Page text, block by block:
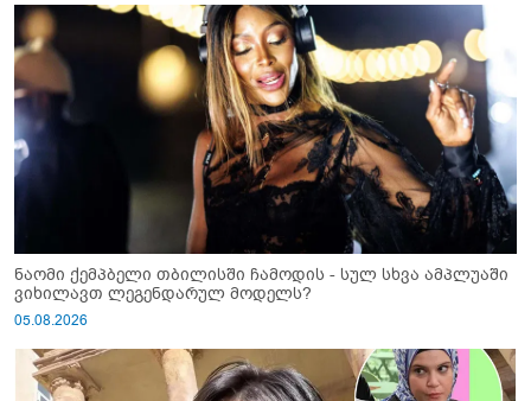
ნაომი ქემპბელი თბილისში ჩამოდის - სულ სხვა ამპლუაში
ვიხილავთ ლეგენდარულ მოდელს?
05.08.2026